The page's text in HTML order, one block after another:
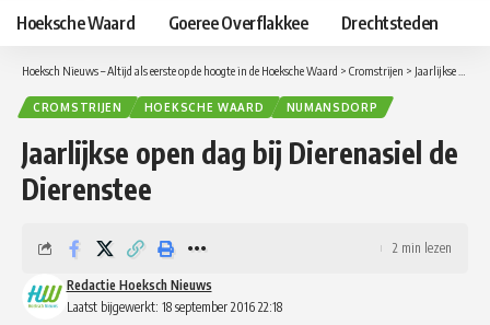
aanpassen
Hoeksche Waard Goeree Overflakkee Drechtsteden
Hoeksch Nieuws – Altijd als eerste op de hoogte in de Hoeksche Waard > Cromstrijen > Jaarlijkse open dag bij Dierenasiel de Dierenstee
CROMSTRIJEN HOEKSCHE WAARD NUMANSDORP
Jaarlijkse open dag bij Dierenasiel de
Dierenstee
Laatst bijgewerkt: 18 september 2016 22:18
Redactie Hoeksch Nieuws
2 min lezen